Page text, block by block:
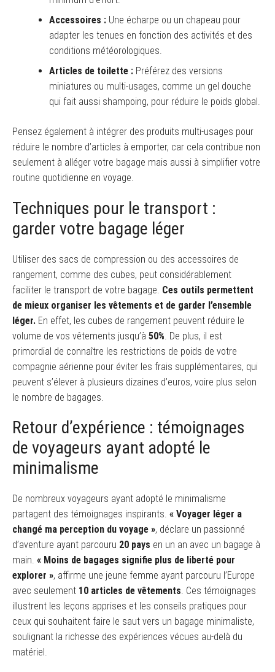
Accessoires : Une écharpe ou un chapeau pour
adapter les tenues en fonction des activités et des
conditions météorologiques.
Articles de toilette : Préférez des versions
miniatures ou multi-usages, comme un gel douche
qui fait aussi shampoing, pour réduire le poids global.
Pensez également à intégrer des produits multi-usages pour
réduire le nombre d’articles à emporter, car cela contribue non
seulement à alléger votre bagage mais aussi à simplifier votre
routine quotidienne en voyage.
Techniques pour le transport :
garder votre bagage léger
Utiliser des sacs de compression ou des accessoires de
rangement, comme des cubes, peut considérablement
faciliter le transport de votre bagage. Ces outils permettent
de mieux organiser les vêtements et de garder l’ensemble
léger. En effet, les cubes de rangement peuvent réduire le
volume de vos vêtements jusqu’à 50% . De plus, il est
primordial de connaître les restrictions de poids de votre
compagnie aérienne pour éviter les frais supplémentaires, qui
peuvent s’élever à plusieurs dizaines d’euros, voire plus selon
le nombre de bagages.
Retour d’expérience : témoignages
de voyageurs ayant adopté le
minimalisme
De nombreux voyageurs ayant adopté le minimalisme
partagent des témoignages inspirants. « Voyager léger a
changé ma perception du voyage », déclare un passionné
d’aventure ayant parcouru 20 pays en un an avec un bagage à
main. « Moins de bagages signifie plus de liberté pour
explorer », affirme une jeune femme ayant parcouru l’Europe
avec seulement 10 articles de vêtements. Ces témoignages
illustrent les leçons apprises et les conseils pratiques pour
ceux qui souhaitent faire le saut vers un bagage minimaliste,
soulignant la richesse des expériences vécues au-delà du
matériel.